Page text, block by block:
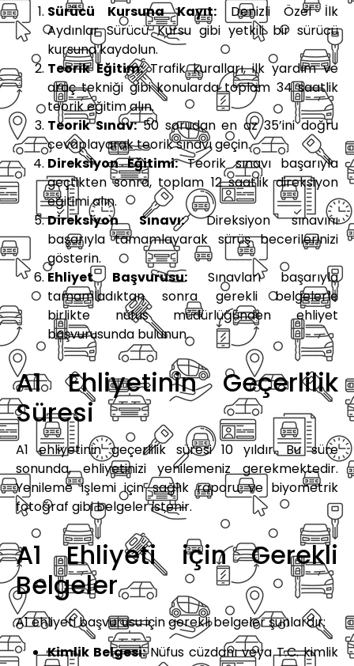
Sürücü Kursuna Kayıt: Denizli Özel İlk
Aydınlar Sürücü Kursu gibi yetkili bir sürücü
kursuna kaydolun.
Teorik Eğitim:Trafik kuralları, ilk yardım ve
araç tekniği gibi konularda toplam 34 saatlik
teorik eğitim alın.
Teorik Sınav:50 sorudan en az 35’ini doğru
cevaplayarak teorik sınavı geçin.
Direksiyon Eğitimi:Teorik sınavı başarıyla
geçtikten sonra, toplam 12 saatlik direksiyon
eğitimi alın.
Direksiyon Sınavı:Direksiyon sınavını
başarıyla tamamlayarak sürüş becerilerinizi
gösterin.
Ehliyet Başvurusu: Sınavları başarıyla
tamamladıktan sonra gerekli belgelerle
birlikte nüfus müdürlüğünden ehliyet
başvurusunda bulunun.
A1 Ehliyetinin Geçerlilik
Süresi
A1 ehliyetinin geçerlilik süresi 10 yıldır. Bu süre
sonunda, ehliyetinizi yenilemeniz gerekmektedir.
Yenileme işlemi için sağlık raporu ve biyometrik
fotoğraf gibi belgeler istenir.
A1 Ehliyeti için Gerekli
Belgeler
A1 ehliyeti başvurusu için gerekli belgeler şunlardır:
Kimlik Belgesi:Nüfus cüzdanı veya T.C. kimlik